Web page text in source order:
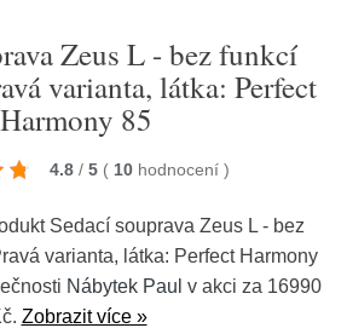
Zeus L - bez funkcí
varianta, látka: Perfect
Harmony 85
4.8 / 5 ( 10 hodnocení )
Sedací souprava Zeus L - bez
varianta, látka: Perfect Harmony
Nábytek Paul v akci za 16990
Zobrazit více »